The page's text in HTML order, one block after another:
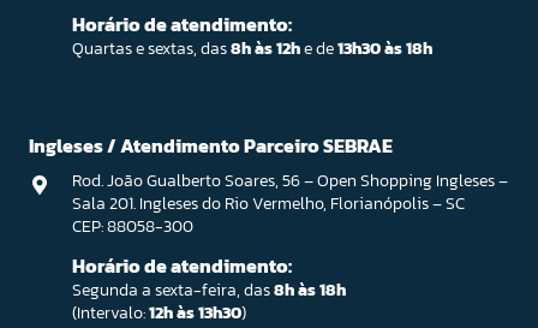
Horário de atendimento:
Quartas e sextas, das8h às 12he de13h30 às 18h
Ingleses / Atendimento Parceiro SEBRAE
Rod. João Gualberto Soares, 56 – Open Shopping Ingleses –
Sala 201. Ingleses do Rio Vermelho, Florianópolis – SC
CEP: 88058-300
Horário de atendimento:
Segunda a sexta-feira, das8h às 18h
(Intervalo:12h às 13h30)